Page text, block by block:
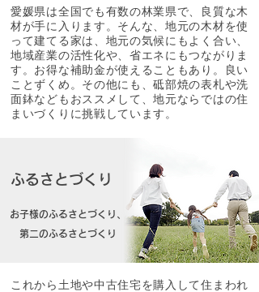
ふるさとづくり
お子様のふるさとづくり、
第二のふるさとづくり
愛媛県は全国でも有数の林業県で、良質な木
材が手に入ります。そんな、地元の木材を使
って建てる家は、地元の気候にもよく合い、
地域産業の活性化や、省エネにもつながりま
す。お得な補助金が使えることもあり。良い
ことずくめ。その他にも、砥部焼の表札や洗
面鉢などもおススメして、地元ならではの住
まいづくりに挑戦しています。
これから土地や中古住宅を購入して住まわれ